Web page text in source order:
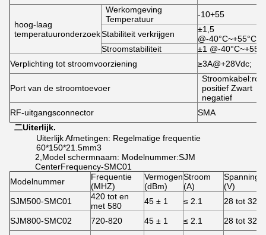
hoog-laag
temperatuuronderzoek
Werkomgeving
Temperatuur
-10+55
Stabiliteit verkrijgen
±1,5
@-40°C~+55°C
Stroomstabiliteit
±1 @-
Verplichting tot stroomvoorziening
≥3A@+28Vdc;
Port van de stroomtoevoer
positief Zwart
negatief
RF-uitgangsconnector
SMA
二Uiterlijk.
Uiterlijk Afmetingen: Regelmatige frequentie
60*150*21.5mm3
2,Model schermnaam: Modelnummer:SJM
CenterFrequency-SMC01
Modelnummer
Frequentie
(MHZ)
Vermogen
(dBm)
Stroom
(A)
Spanning
(V)
SJM500-SMC01
420 tot en
met 580
45 ± 1 ≤ 2.1 28 tot 32
SJM800-SMC02 720-820 45 ± 1 ≤ 2.1 28 tot 32